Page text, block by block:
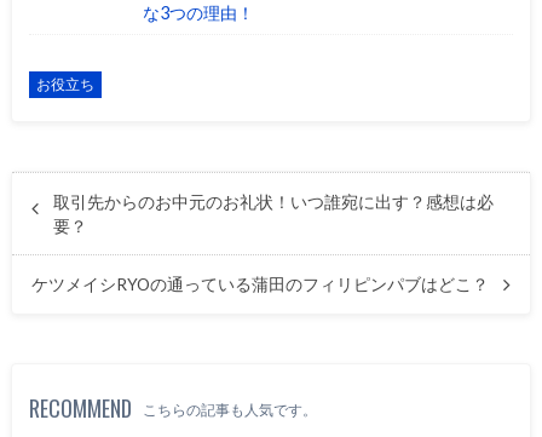
な3つの理由！
お役立ち
取引先からのお中元のお礼状！いつ誰宛に出す？感想は必
要？
ケツメイシRYOの通っている蒲田のフィリピンパブはどこ？
RECOMMEND こちらの記事も人気です。